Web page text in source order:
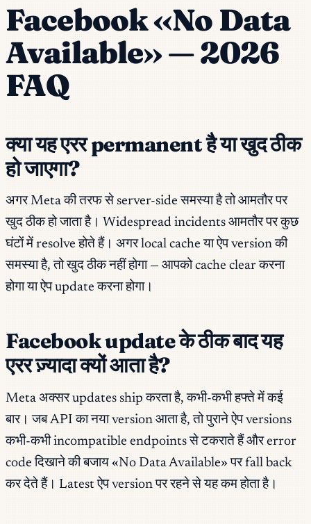
Facebook «No Data
Available» — 2026
FAQ
क्या यह एरर permanent है या खुद ठीक
हो जाएगा?
अगर Meta की तरफ से server-side समस्या है तो आमतौर पर
खुद ठीक हो जाता है। Widespread incidents आमतौर पर कुछ
घंटों में resolve होते हैं। अगर local cache या ऐप version की
समस्या है, तो खुद ठीक नहीं होगा — आपको cache clear करना
होगा या ऐप update करना होगा।
Facebook update के ठीक बाद यह
एरर ज़्यादा क्यों आता है?
Meta अक्सर updates ship करता है, कभी-कभी हफ्ते में कई
बार। जब API का नया version आता है, तो पुराने ऐप versions
कभी-कभी incompatible endpoints से टकराते हैं और error
code दिखाने की बजाय «No Data Available» पर fall back
कर देते हैं। Latest ऐप version पर रहने से यह कम होता है।